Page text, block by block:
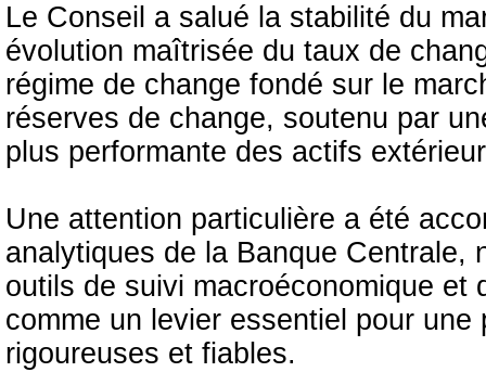
Le Conseil a salué la stabilité du
évolution maîtrisée du taux de
régime de change fondé sur le
réserves de change, soutenu par
plus performante des actifs
Une attention particulière a été
analytiques de la Banque Centrale,
outils de suivi macroéconomique et
comme un levier essentiel pour
rigoureuses et fiables.